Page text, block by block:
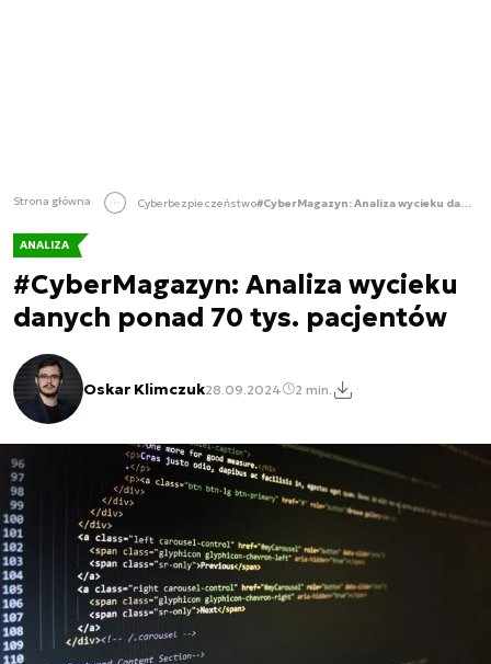
Strona główna Cyberbezpieczeństwo #CyberMagazyn: Analiza wycieku danych ponad 70 tys. pacjentów
ANALIZA
#CyberMagazyn: Analiza wycieku
danych ponad 70 tys. pacjentów
Oskar Klimczuk28.09.2024 2 min.